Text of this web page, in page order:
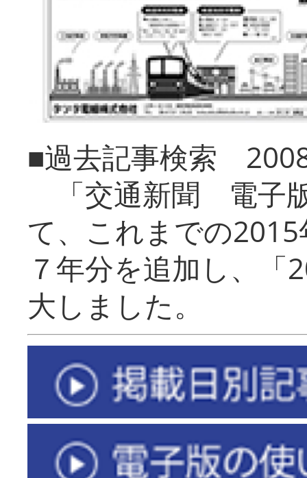
■過去記事検索
「交通新聞 電子
て、これまでの
７年分を追加し、「
大しまし